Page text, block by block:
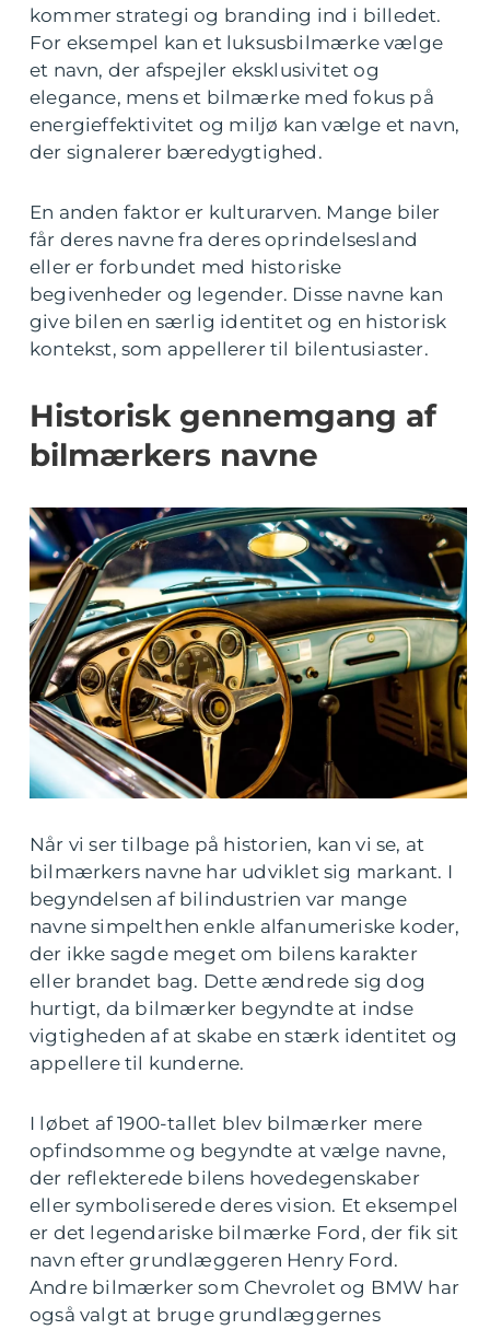
kommer strategi og branding ind i billedet.
For eksempel kan et luksusbilmærke vælge
et navn, der afspejler eksklusivitet og
elegance, mens et bilmærke med fokus på
energieffektivitet og miljø kan vælge et navn,
der signalerer bæredygtighed.
En anden faktor er kulturarven. Mange biler
får deres navne fra deres oprindelsesland
eller er forbundet med historiske
begivenheder og legender. Disse navne kan
give bilen en særlig identitet og en historisk
kontekst, som appellerer til bilentusiaster.
Historisk gennemgang af
bilmærkers navne
Når vi ser tilbage på historien, kan vi se, at
bilmærkers navne har udviklet sig markant. I
begyndelsen af bilindustrien var mange
navne simpelthen enkle alfanumeriske koder,
der ikke sagde meget om bilens karakter
eller brandet bag. Dette ændrede sig dog
hurtigt, da bilmærker begyndte at indse
vigtigheden af at skabe en stærk identitet og
appellere til kunderne.
I løbet af 1900-tallet blev bilmærker mere
opfindsomme og begyndte at vælge navne,
der reflekterede bilens hovedegenskaber
eller symboliserede deres vision. Et eksempel
er det legendariske bilmærke Ford, der fik sit
navn efter grundlæggeren Henry Ford.
Andre bilmærker som Chevrolet og BMW har
også valgt at bruge grundlæggernes